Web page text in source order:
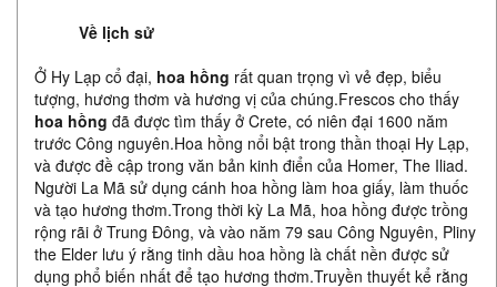
Về lịch sử
Ở Hy Lạp cổ đại, hoa hồng rất quan trọng vì vẻ đẹp, biểu
tượng, hương thơm và hương vị của chúng.Frescos cho thấy
hoa hồng đã được tìm thấy ở Crete, có niên đại 1600 năm
trước Công nguyên.Hoa hồng nổi bật trong thần thoại Hy Lạp,
và được đề cập trong văn bản kinh điển của Homer, The Iliad.
Người La Mã sử ​​dụng cánh hoa hồng làm hoa giấy, làm thuốc
và tạo hương thơm.Trong thời kỳ La Mã, hoa hồng được trồng
rộng rãi ở Trung Đông, và vào năm 79 sau Công Nguyên, Pliny
the Elder lưu ý rằng tinh dầu hoa hồng là chất nền được sử
dụng phổ biến nhất để tạo hương thơm.Truyền thuyết kể rằng